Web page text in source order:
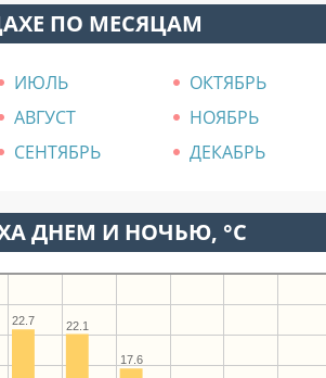
ПО МЕСЯЦАМ
ИЮЛЬ
ОКТЯБРЬ
АВГУСТ
НОЯБРЬ
СЕНТЯБРЬ ДЕКАБРЬ
ДНЕМ И НОЧЬЮ, °C
17.6
22.1
22.7